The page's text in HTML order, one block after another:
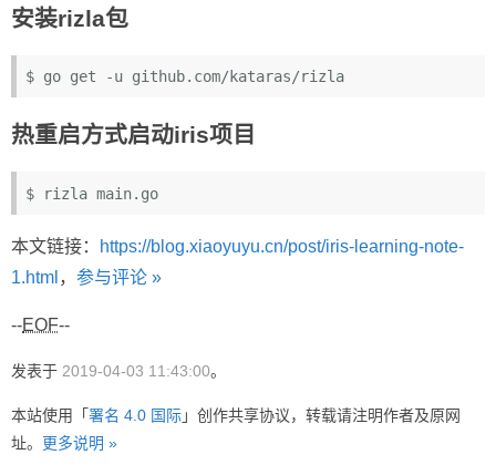
安装rizla包
热重启方式启动iris项目
本文链接：
https://blog.xiaoyuyu.cn/post/iris-learning-note-
1.html ， 参与评论 »
--EOF--
发表于 2019-04-03 11:43:00。
本站使用「署名 4.0 国际」创作共享协议，转载请注明作者及原网
址。 更多说明 »